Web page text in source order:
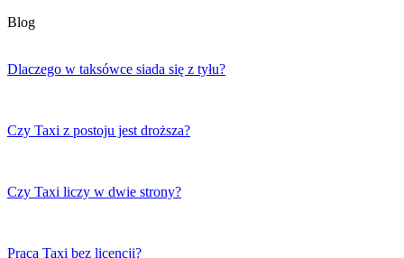
Blog
Dlaczego w taksówce siada się z tyłu?
Czy Taxi z postoju jest droższa?
Czy Taxi liczy w dwie strony?
Praca Taxi bez licencji?